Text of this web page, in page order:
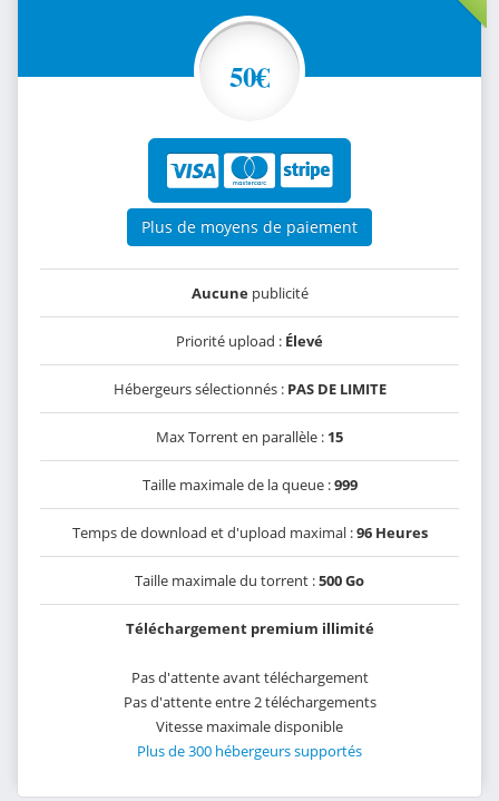
50€
Plus de moyens de paiement
Aucunepublicité
Priorité upload : Élevé
Hébergeurs sélectionnés : PAS DE LIMITE
Max Torrent en parallèle : 15
Taille maximale de la queue :999
Temps de download et d'upload maximal :96 Heures
Taille maximale du torrent :500 Go
Téléchargement premium illimité
Pas d'attente avant téléchargement
Pas d'attente entre 2 téléchargements
Vitesse maximale disponible
Plus de 300 hébergeurs supportés